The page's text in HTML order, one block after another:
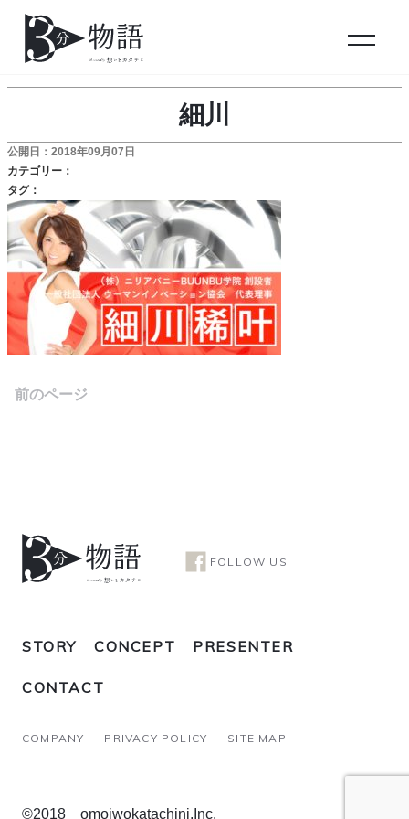
細川
公開日：2018年09月07日
カテゴリー：
タグ：
前のページ
FOLLOW US
STORY CONCEPT PRESENTER
CONTACT
COMPANY PRIVACY POLICY SITE MAP
©2018 omoiwokatachini.Inc.